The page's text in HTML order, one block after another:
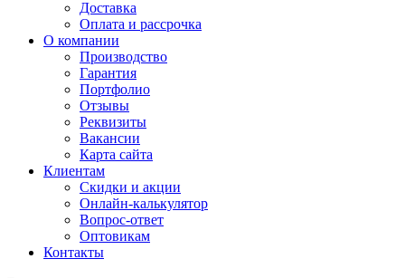
Доставка
Оплата и рассрочка
О компании
Производство
Гарантия
Портфолио
Отзывы
Реквизиты
Вакансии
Карта сайта
Клиентам
Скидки и акции
Онлайн-калькулятор
Вопрос-ответ
Оптовикам
Контакты